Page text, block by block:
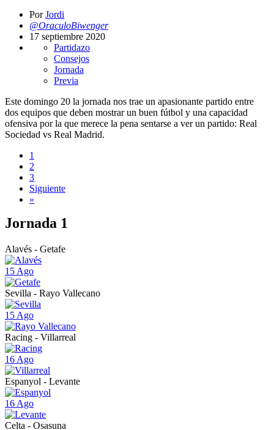
PorJordi
@OraculoBiwenger
17 septiembre 2020
Partidazo
Consejos
Jornada
Previa
Este domingo 20 la jornada nos trae un apasionante partido entre
dos equipos que deben mostrar un buen fútbol y una capacidad
ofensiva por la que merece la pena sentarse a ver un partido: Real
Sociedad vs Real Madrid.
1
2
3
Siguiente
»
Jornada 1
Alavés - Getafe
15 Ago
Sevilla - Rayo Vallecano
15 Ago
Racing - Villarreal
16 Ago
Espanyol - Levante
16 Ago
Celta - Osasuna